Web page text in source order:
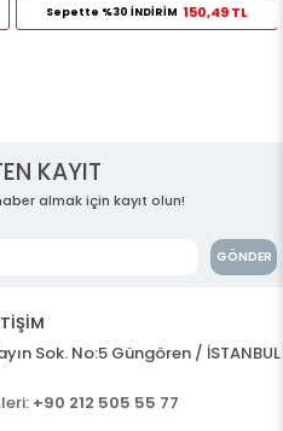
Sepette %30 İNDİRİM 150,49 TL
KAYIT
almak için kayıt olun!
GÖNDER
Sok. No:5 Güngören / İSTANBUL
+90 212 505 55 77